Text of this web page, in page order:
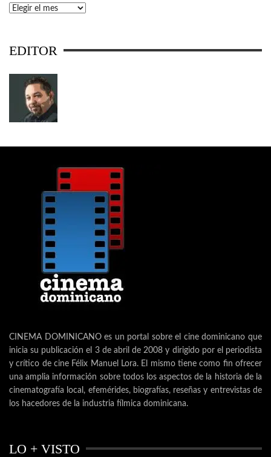
Archivos
EDITOR
CINEMA DOMINICANO es un portal sobre el cine dominicano que
inicia su publicación el 3 de abril de 2008 y dirigido por el periodista
y crítico de cine Félix Manuel Lora. El mismo tiene como fin ofrecer
una amplia información sobre todos los aspectos de la historia de la
cinematografía local, efemérides, biografías, reseñas y entrevistas de
los hacedores de la industria fílmica dominicana.
LO + VISTO